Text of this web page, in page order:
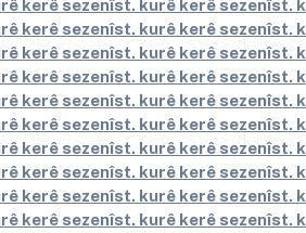
kerê sezenîst. kurê kerê sezenîst.
kerê sezenîst. kurê kerê sezenîst.
kerê sezenîst. kurê kerê sezenîst.
kerê sezenîst. kurê kerê sezenîst.
kerê sezenîst. kurê kerê sezenîst.
kerê sezenîst. kurê kerê sezenîst.
kerê sezenîst. kurê kerê sezenîst.
kerê sezenîst. kurê kerê sezenîst.
kerê sezenîst. kurê kerê sezenîst.
kerê sezenîst. kurê kerê sezenîst.